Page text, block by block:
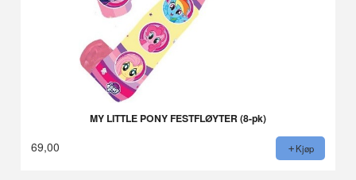
MY LITTLE PONY FESTFLØYTER (8-pk)
69,00 Kjøp